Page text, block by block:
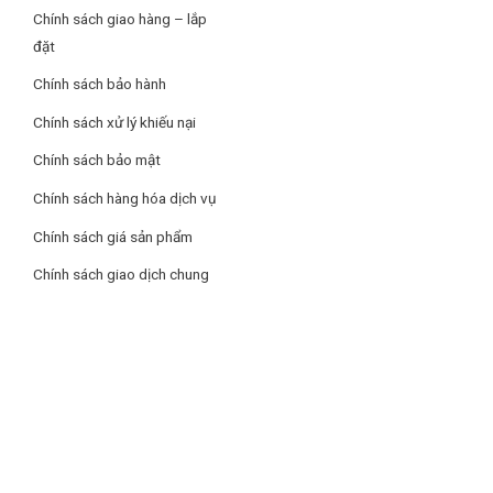
thế cho gas R502 cũ,
dễ dàng bảo quản thay thế
làm lạnh cao, bền bỉ
Sản phẩm tủ mát siêu thị VH 2500T có thời hạn bảo hành
sản phẩm lên đến 2 năm trên toàn quốc
Chính sách giao hàng – lắp
đặt
Chính sách bảo hành
Chính sách xử lý khiếu nại
Chính sách bảo mật
Chính sách hàng hóa dịch vụ
Chính sách giá sản phẩm
Chính sách giao dịch chung